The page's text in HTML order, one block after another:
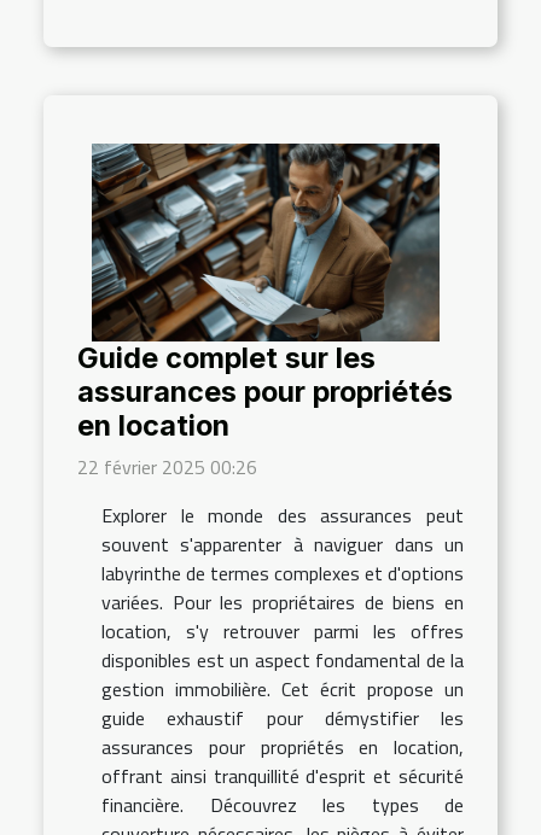
Guide complet sur les
assurances pour propriétés
en location
22 février 2025 00:26
Explorer le monde des assurances peut
souvent s'apparenter à naviguer dans un
labyrinthe de termes complexes et d'options
variées. Pour les propriétaires de biens en
location, s'y retrouver parmi les offres
disponibles est un aspect fondamental de la
gestion immobilière. Cet écrit propose un
guide exhaustif pour démystifier les
assurances pour propriétés en location,
offrant ainsi tranquillité d'esprit et sécurité
financière. Découvrez les types de